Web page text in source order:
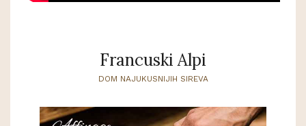
Francuski Alpi
DOM NAJUKUSNIJIH SIREVA